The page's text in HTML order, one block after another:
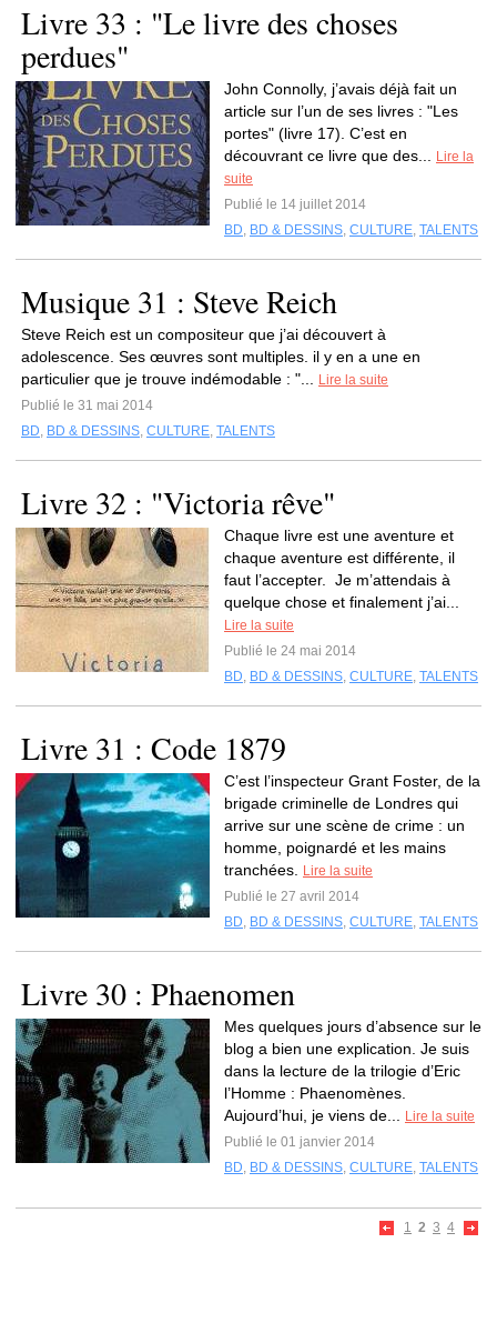
Livre 33 : "Le livre des choses
perdues"
John Connolly, j’avais déjà fait un
article sur l’un de ses livres : "Les
portes" (livre 17). C’est en
découvrant ce livre que des...
Lire la
suite
Publié le 14 juillet 2014
BD, BD & DESSINS, CULTURE, TALENTS
Musique 31 : Steve Reich
Steve Reich est un compositeur que j’ai découvert à
adolescence. Ses œuvres sont multiples. il y en a une en
particulier que je trouve indémodable : "...
Lire la suite
Publié le 31 mai 2014
BD, BD & DESSINS, CULTURE, TALENTS
Livre 32 : "Victoria rêve"
Chaque livre est une aventure et
chaque aventure est différente, il
faut l’accepter. Je m’attendais à
quelque chose et finalement j’ai...
Lire la suite
Publié le 24 mai 2014
BD, BD & DESSINS, CULTURE, TALENTS
Livre 31 : Code 1879
C’est l’inspecteur Grant Foster, de la
brigade criminelle de Londres qui
arrive sur une scène de crime : un
homme, poignardé et les mains
tranchées.
Lire la suite
Publié le 27 avril 2014
BD, BD & DESSINS, CULTURE, TALENTS
Livre 30 : Phaenomen
Mes quelques jours d’absence sur le
blog a bien une explication. Je suis
dans la lecture de la trilogie d’Eric
l’Homme : Phaenomènes.
Aujourd’hui, je viens de...
Lire la suite
Publié le 01 janvier 2014
BD, BD & DESSINS, CULTURE, TALENTS
1 2 3 4